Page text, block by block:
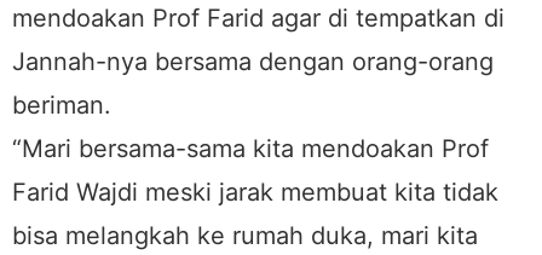
mendoakan Prof Farid agar di tempatkan di
Jannah-nya bersama dengan orang-orang
beriman.
“Mari bersama-sama kita mendoakan Prof
Farid Wajdi meski jarak membuat kita tidak
bisa melangkah ke rumah duka, mari kita